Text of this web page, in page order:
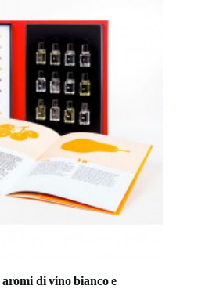
di vino bianco e